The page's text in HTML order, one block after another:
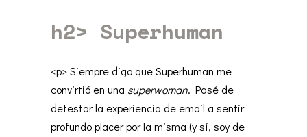
h2> Superhuman
<p> Siempre digo que Superhuman me
convirtió en una superwoman. Pasé de
detestar la experiencia de email a sentir
profundo placer por la misma (y sí, soy de